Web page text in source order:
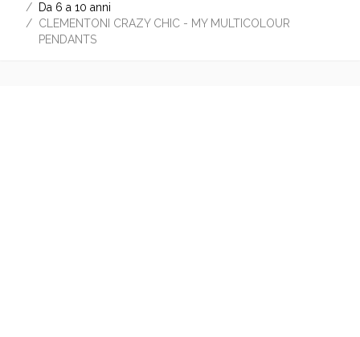
/
Da 6 a 10 anni
/ CLEMENTONI CRAZY CHIC - MY MULTICOLOUR
PENDANTS